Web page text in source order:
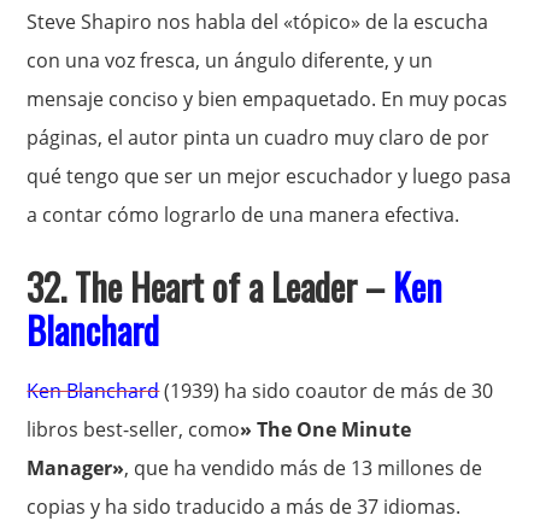
Steve Shapiro nos habla del «tópico» de la escucha
con una voz fresca, un ángulo diferente, y un
mensaje conciso y bien empaquetado. En muy pocas
páginas, el autor pinta un cuadro muy claro de por
qué tengo que ser un mejor escuchador y luego pasa
a contar cómo lograrlo de una manera efectiva.
32. The Heart of a Leader –Ken
Blanchard
Ken Blanchard(1939) ha sido coautor de más de 30
libros best-seller, como» The One Minute
Manager», que ha vendido más de 13 millones de
copias y ha sido traducido a más de 37 idiomas.